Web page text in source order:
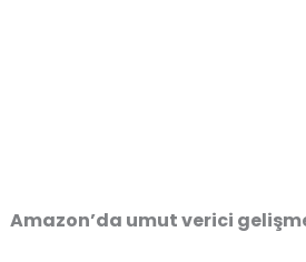
Amazon’da umut verici